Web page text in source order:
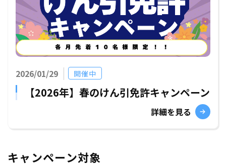
2026/01/29 開催中
【2026年】春のけん引免許キャンペーン
詳細を見る
キャンペーン対象